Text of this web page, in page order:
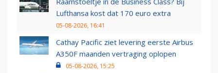
Lufthansa kost dat 170 euro extra
05-08-2026, 16:41
Cathay Pacific ziet levering eerste Airbus
A350F maanden vertraging oplopen
05-08-2026, 15:25